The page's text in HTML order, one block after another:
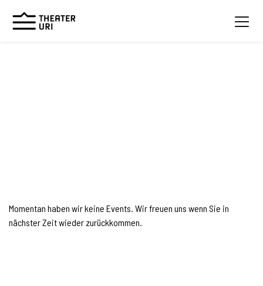
Momentan haben wir keine Events. Wir freuen uns wenn Sie in
nächster Zeit wieder zurückkommen.